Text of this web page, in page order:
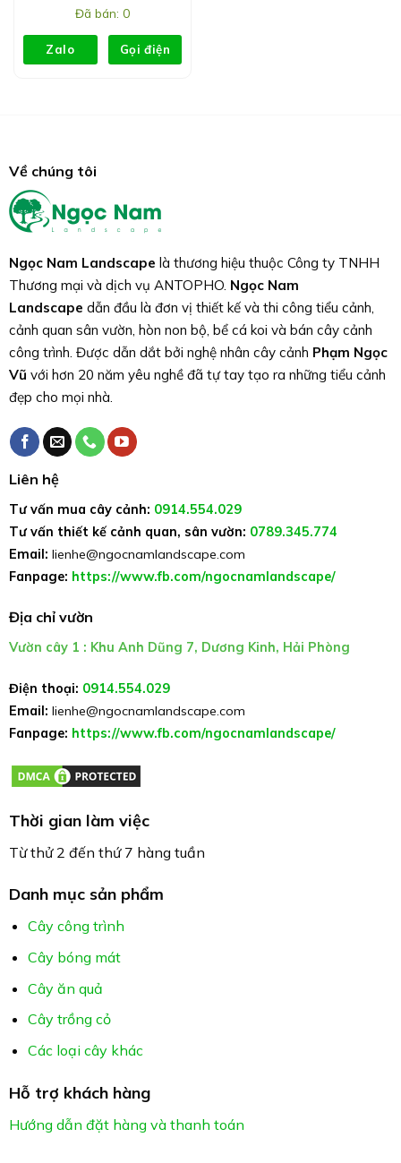
Đã bán: 0
Zalo Gọi điện
Về chúng tôi
Ngọc Nam Landscape là thương hiệu thuộc Công ty TNHH
Thương mại và dịch vụ ANTOPHO. Ngọc Nam
Landscape dẫn đầu là đơn vị thiết kế và thi công tiểu cảnh,
cảnh quan sân vườn, hòn non bộ, bể cá koi và bán cây cảnh
công trình. Được dẫn dắt bởi nghệ nhân cây cảnh Phạm Ngọc
Vũ với hơn 20 năm yêu nghề đã tự tay tạo ra những tiểu cảnh
đẹp cho mọi nhà.
Liên hệ
Tư vấn mua cây cảnh: 0914.554.029
Tư vấn thiết kế cảnh quan, sân vườn: 0789.345.774
Email: lienhe@ngocnamlandscape.com
Fanpage: https://www.fb.com/ngocnamlandscape/
Địa chỉ vườn
Vườn cây 1 : Khu Anh Dũng 7, Dương Kinh, Hải Phòng
Điện thoại: 0914.554.029
Email: lienhe@ngocnamlandscape.com
Fanpage: https://www.fb.com/ngocnamlandscape/
Thời gian làm việc
Từ thử 2 đến thứ 7 hàng tuần
Danh mục sản phẩm
Cây công trình
Cây bóng mát
Cây ăn quả
Cây trồng cỏ
Các loại cây khác
Hỗ trợ khách hàng
Hướng dẫn đặt hàng và thanh toán